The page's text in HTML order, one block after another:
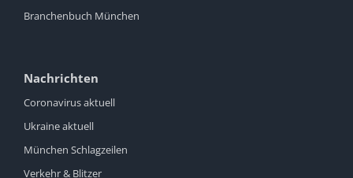
Branchenbuch München
Nachrichten
Coronavirus aktuell
Ukraine aktuell
München Schlagzeilen
Verkehr & Blitzer